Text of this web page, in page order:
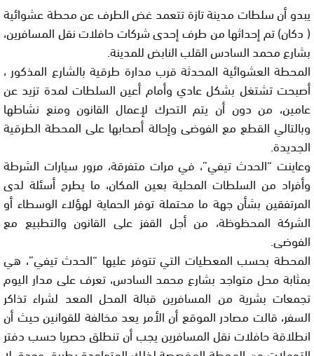
يبدو أن سلطات مدينة تازة تتعمد غض الطرف عن محطة عشوائية
( دكان) تم إحداثها من طرف إحدى شركات حافلات نقل المسافرين،
بشارع محمد السادس القلب النابض للمدينة.
المحطة العشوائية المحدثة قرب مدارة طرقية بالشارع المذكور ،
أصبحت تشتغل بشكل عادي وأمام أعين السلطات لمدة تزيد عن
عامين، من دون أن يتم التحرك لإعمال القانون ومنع نشاطها
وبالتالي القطع مع الفوضى وإحالة أصحابها على المحطة الطرقية
الجديدة.
وعاينت “الحدث تيفي”، في مرات متفرقة، مرور سيارات الشرطة
وأفراد من السلطات المحلية بعين المكان، ما يطرح أسئلة لدى
المرتفقين بشأن جهة ما محتملة توفر الحماية لهؤلاء الوسطاء أو
الشركة المحظوظة، من أجل القفز على القانون والتطبيع مع
الفوضى.
المحطة بحسب المعطيات التي تتوفر عليها “الحدث تيفي”، هي
بمثابة محل متواجد بشارع محمد السادس، تعرف على مدار اليوم
تجمعات بشرية من المسافرين قبالة المحل المعد لشراء تذاكر
السفر، قالت مصادر الموقع أن الأمر يعد مخالفة للقوانين حيث أن
انطلاقة حافلات نقل المسافرين يجب أن تنطلق حصريا حسب دفتر